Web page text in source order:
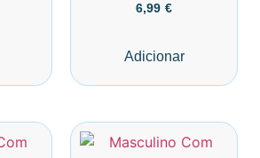
6,99 €
Adicionar